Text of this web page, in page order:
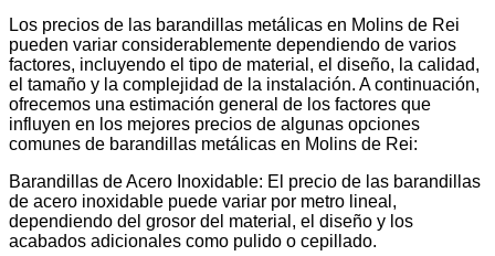
Los precios de las barandillas metálicas en Molins de Rei
pueden variar considerablemente dependiendo de varios
factores, incluyendo el tipo de material, el diseño, la calidad,
el tamaño y la complejidad de la instalación. A continuación,
ofrecemos una estimación general de los factores que
influyen en los mejores precios de algunas opciones
comunes de barandillas metálicas en Molins de Rei:
Barandillas de Acero Inoxidable: El precio de las barandillas
de acero inoxidable puede variar por metro lineal,
dependiendo del grosor del material, el diseño y los
acabados adicionales como pulido o cepillado.